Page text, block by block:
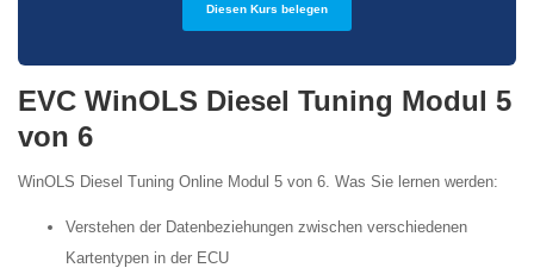
Diesen Kurs belegen
EVC WinOLS Diesel Tuning Modul 5
von 6
WinOLS Diesel Tuning Online Modul 5 von 6. Was Sie lernen werden:
Verstehen der Datenbeziehungen zwischen verschiedenen
Kartentypen in der ECU